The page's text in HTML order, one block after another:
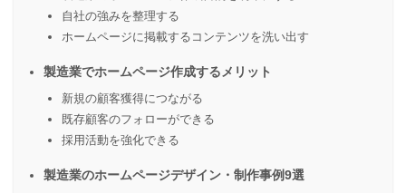
自社の強みを整理する
ホームページに掲載するコンテンツを洗い出す
製造業でホームページ作成するメリット
新規の顧客獲得につながる
既存顧客のフォローができる
採用活動を強化できる
製造業のホームページデザイン・制作事例9選